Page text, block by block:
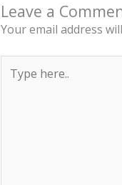
Leave a
Your email address
here..